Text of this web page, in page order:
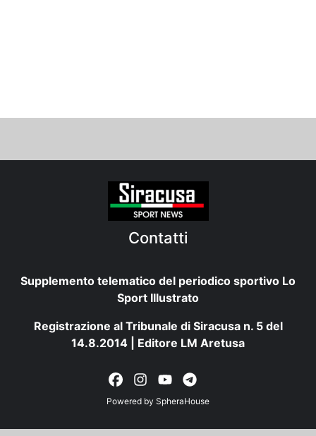
Contatti
Supplemento telematico del periodico sportivo Lo
Sport Illustrato
Registrazione al Tribunale di Siracusa n. 5 del
14.8.2014 | Editore LM Aretusa
Powered by SpheraHouse